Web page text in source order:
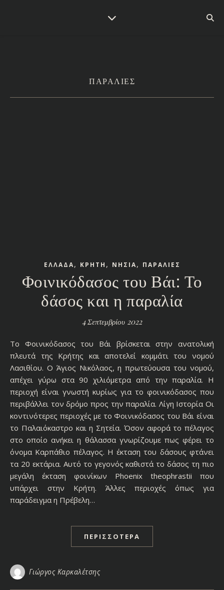
ΠΑΡΑΛΙΕΣ
ΕΛΛΑΔΑ, ΚΡΗΤΗ , ΝΗΣΙΑ, ΠΑΡΑΛΙΕΣ
Φοινικόδασος του Βάι: Το
δάσος και η παραλία
4 Σεπτεμβρίου 2022
Το Φοινικόδασος του Βάι βρίσκεται στην ανατολική
πλευτά της Κρήτης και αποτελεί κομμάτι του νομού
Λασιθίου. Ο Άγιος Νικόλαος, η πρωτεύουσα του νομού,
απέχει γύρω στα 90 χιλιόμετρα από την παραλία. Η
περιοχή είναι γνωστή κυρίως για το φοινικόδασος που
περιβάλλει τον δρόμο προς την παραλία. Λίγη Ιστορία Οι
κοντινότερες περιοχές με το Φοινικόδασος του Βάι είναι
το Παλαιόκαστρο και η Σητεία. Όσον αφορά το πέλαγος
στο οποίο ανήκει η θάλασσα γνωρίζουμε πως φέρει το
όνομα Καρπάθιο πέλαγος. Η έκταση του δάσους φτάνει
τα 20 εκτάρια. Αυτό το γεγονός καθιστά το δάσος τη πιο
μεγάλη έκταση φοινίκων Phoenix theophrastii που
υπάρχει στην Κρήτη. Άλλες περιοχές όπως για
παράδειγμα η Πρέβελη…
ΠΕΡΙΣΣΌΤΕΡΑ
Γιώργος Καρκαλέτσης